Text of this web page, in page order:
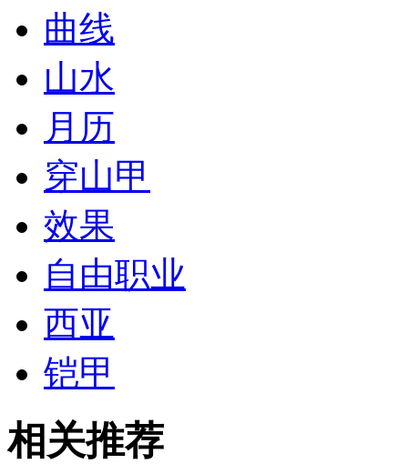
曲线
山水
月历
穿山甲
效果
自由职业
西亚
铠甲
相关推荐